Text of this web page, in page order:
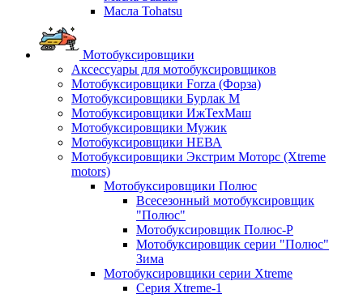
Масла Tohatsu
Мотобуксировщики
Аксессуары для мотобуксировщиков
Мотобуксировщики Forza (Форза)
Мотобуксировщики Бурлак М
Мотобуксировщики ИжТехМаш
Мотобуксировщики Мужик
Мотобуксировщики НЕВА
Мотобуксировщики Экстрим Моторс (Xtreme
motors)
Мотобуксировщики Полюс
Всесезонный мотобуксировщик
"Полюс"
Мотобуксировщик Полюс-Р
Мотобуксировщик серии "Полюс"
Зима
Мотобуксировщики серии Xtreme
Серия Xtreme-1